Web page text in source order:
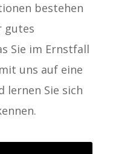
bestehen
gutes
Sie im Ernstfall
uns auf eine
lernen Sie sich